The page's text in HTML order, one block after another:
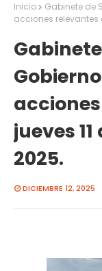
Inicio
Gabinete de
acciones relevantes
jueves
2025.
DICIEMBRE 12, 2025